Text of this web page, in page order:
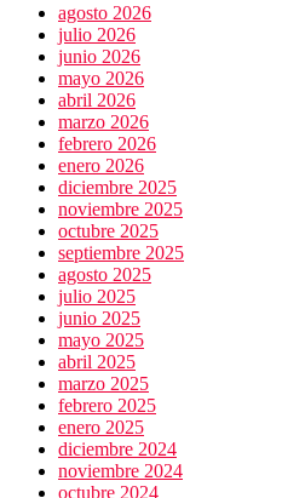
agosto 2026
julio 2026
junio 2026
mayo 2026
abril 2026
marzo 2026
febrero 2026
enero 2026
diciembre 2025
noviembre 2025
octubre 2025
septiembre 2025
agosto 2025
julio 2025
junio 2025
mayo 2025
abril 2025
marzo 2025
febrero 2025
enero 2025
diciembre 2024
noviembre 2024
octubre 2024